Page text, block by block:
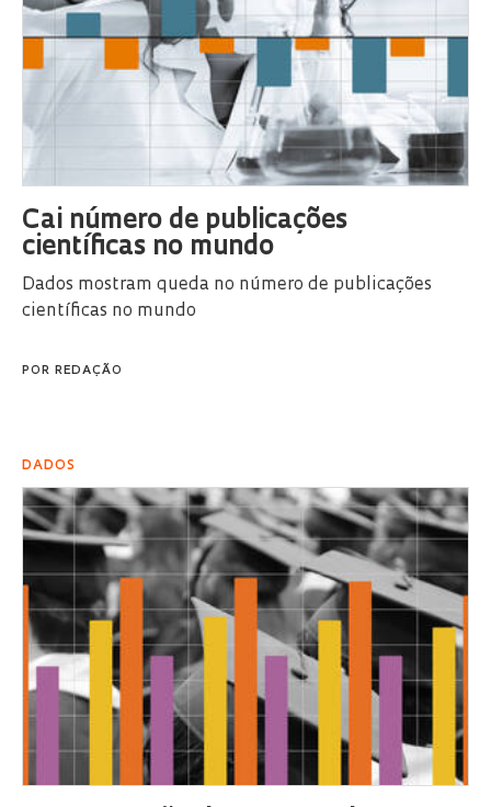
Cai número de publicações
científicas no mundo
Dados mostram queda no número de publicações
científicas no mundo
POR REDAÇÃO
DADOS